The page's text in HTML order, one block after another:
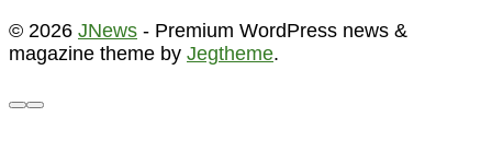
© 2026 JNews - Premium WordPress news &
magazine theme by Jegtheme.